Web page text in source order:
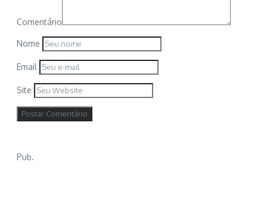
Comentário
Nome
Email
Site
Pub.